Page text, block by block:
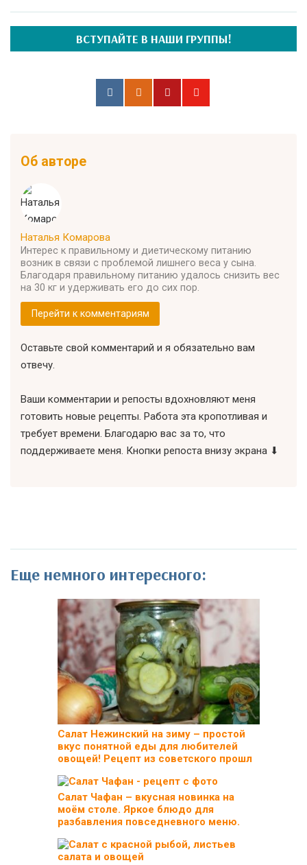
ВСТУПАЙТЕ В НАШИ ГРУППЫ!
Об авторе
Наталья Комарова
Интерес к правильному и диетическому питанию
возник в связи с проблемой лишнего веса у сына.
Благодаря правильному питанию удалось снизить вес
на 30 кг и удерживать его до сих пор.
Перейти к комментариям
Оставьте свой комментарий и я обязательно вам
отвечу.
Ваши комментарии и репосты вдохновляют меня
готовить новые рецепты. Работа эта кропотливая и
требует времени. Благодарю вас за то, что
поддерживаете меня. Кнопки репоста внизу экрана ⬇
Еще немного интересного:
Салат Нежинский на зиму – простой
вкус понятной еды для любителей
овощей! Рецепт из советского прошл
Салат Чафан – вкусная новинка на
моём столе. Яркое блюдо для
разбавления повседневного меню.